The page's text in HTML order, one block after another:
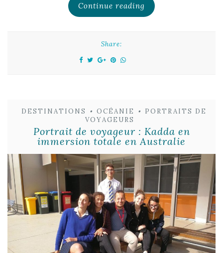
Continue reading
Share:
DESTINATIONS • OCÉANIE •
PORTRAITS DE
VOYAGEURS
Portrait de voyageur : Kadda en
immersion totale en Australie